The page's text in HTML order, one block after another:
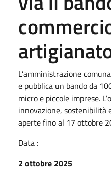
L’amministrazione
e pubblica un bando da
micro e piccole imprese.
innovazione, sostenibilità
aperte fino al 17 ottobre
Data :
2 ottobre 2025